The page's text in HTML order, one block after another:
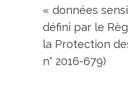
« données
défini par le
la Protection
n° 2016-679)